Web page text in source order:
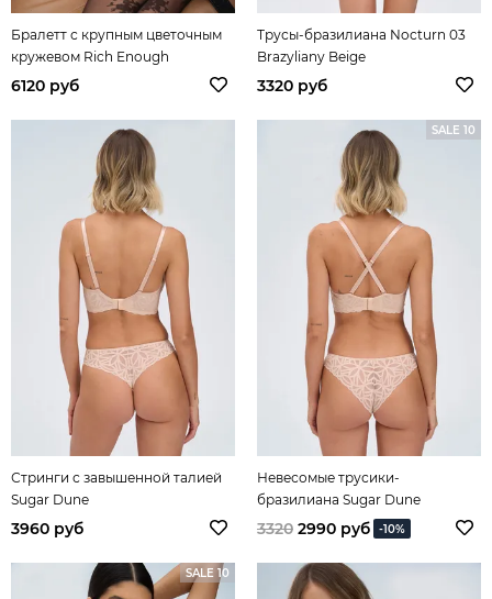
Бралетт с крупным цветочным
кружевом Rich Enough
6120 руб
Трусы-бразилиана Nocturn 03
Brazyliany Beige
3320 руб
Стринги с завышенной талией
Sugar Dune
3960 руб
SALE 10
Невесомые трусики-
бразилиана Sugar Dune
3320 2990 руб -10%
SALE 10